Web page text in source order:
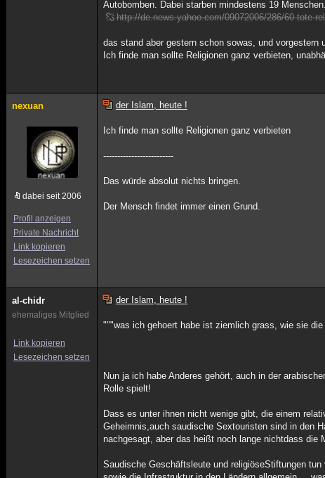
Autobomben. Dabei starben mindestens 19 Menschen.
http://de.news.yahoo.com/09072006/286/60-tote-
das stand aber gestern schon sowas, und vorgestern
Ich finde man sollte Religionen ganz verbieten,
nexuan
dabei seit 2006
Profil anzeigen
Private Nachricht
Link kopieren
Lesezeichen setzen
der Islam, heute !
Ich finde man sollte Religionen ganz verbieten
-------------------------
Das würde absolut nichts bringen.
Der Mensch findet immer einen Grund.
al-chidr
ehemaliges Mitglied
Link kopieren
Lesezeichen setzen
der Islam, heute !
"""was ich gehoert habe ist ziemlich grass, wie sie
Nun ja ich habe Anderes gehört, auch in der
Rolle spielt!
Dass es unter ihnen nicht wenige gibt, die einem
Geheimnis,auch saudische Sextouristen sind in den
nachgesagt, aber das heißt noch lange nichtdass die
Saudische Geschäftsleute und religiöseStiftungen